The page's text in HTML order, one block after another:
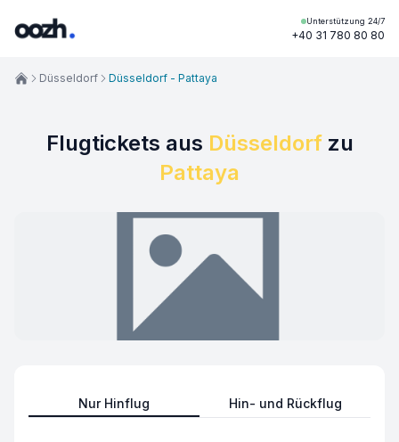
Unterstützung 24/7
+40 31 780 80 80
Flugtickets aus Düsseldorfzu
Pattaya
Nur Hinflug Hin- und Rückflug
Düsseldorf Düsseldorf - Pattaya